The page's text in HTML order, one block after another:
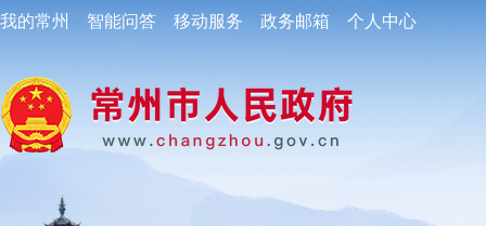
我的常州 智能问答 移动服务 政务邮箱 个人中心